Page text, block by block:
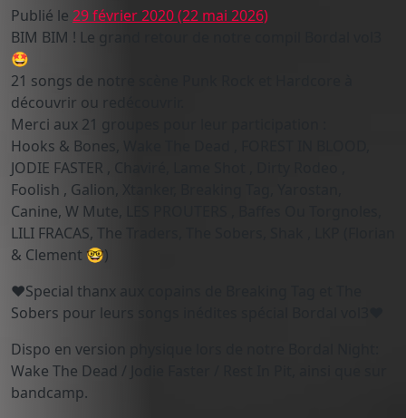
Publié le 29 février 2020(22 mai 2026)
BIM BIM ! Le grand retour de notre compil Bordal vol3
🤩
21 songs de notre scène Punk Rock et Hardcore à
découvrir ou redécouvrir.
Merci aux 21 groupes pour leur participation :
Hooks & Bones, Wake The Dead , FOREST IN BLOOD,
JODIE FASTER , Chaviré, Lame Shot , Dirty Rodeo ,
Foolish , Galion, Xtanker, Breaking Tag, Yarostan,
Canine, W Mute, LES PROUTERS , Baffes Ou Torgnoles,
LILI FRACAS, The Traders, The Sobers, Shak , LKP (Florian
& Clement 🤓)
♥️Special thanx aux copains de Breaking Tag et The
Sobers pour leurs songs inédites spécial Bordal vol3♥️
Dispo en version physique lors de notre Bordal Night:
Wake The Dead / Jodie Faster / Rest In Pit, ainsi que sur
bandcamp.